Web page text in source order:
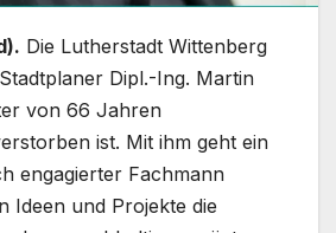
Die Lutherstadt Wittenberg
Dipl.-Ing. Martin
von 66 Jahren
ist. Mit ihm geht ein
engagierter Fachmann
Ideen und Projekte die